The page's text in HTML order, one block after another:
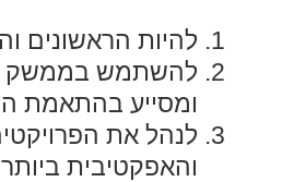
להיות הראשונים
להשתמש בממשק
ומסייע בהתאמת
לנהל את
והאפקטיבית